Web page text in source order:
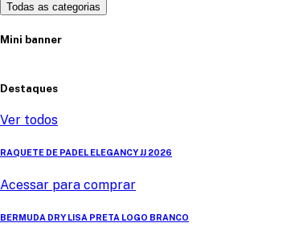
Todas as categorias
Mini banner
Destaques
Ver todos
RAQUETE DE PADEL ELEGANCY JJ 2026
Acessar para comprar
BERMUDA DRY LISA PRETA LOGO BRANCO